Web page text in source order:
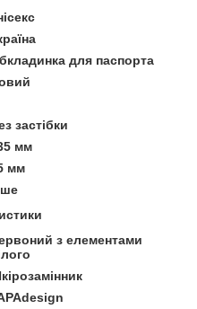
для паспорта
застібки
мм
мм
з елементами